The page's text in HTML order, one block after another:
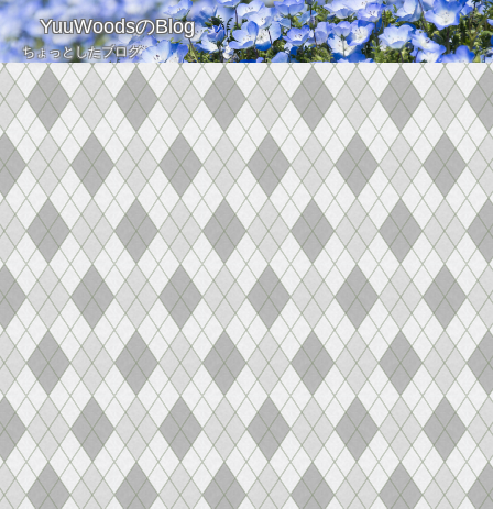
YuuWoodsのBlog
ちょっとしたブログ